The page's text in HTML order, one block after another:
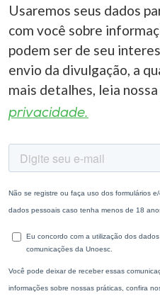
Usaremos seus dados
com você sobre
podem ser de seu
envio da divulgação, a
mais detalhes, leia nossa
privacidade.